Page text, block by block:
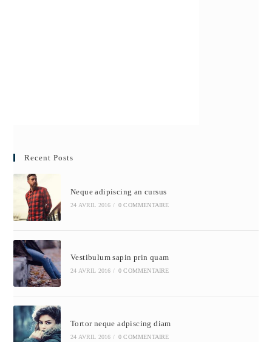
Recent Posts
Neque adipiscing an cursus
24 AVRIL 2016 / 0 COMMENTAIRE
Vestibulum sapin prin quam
24 AVRIL 2016 / 0 COMMENTAIRE
Tortor neque adpiscing diam
24 AVRIL 2016 / 0 COMMENTAIRE